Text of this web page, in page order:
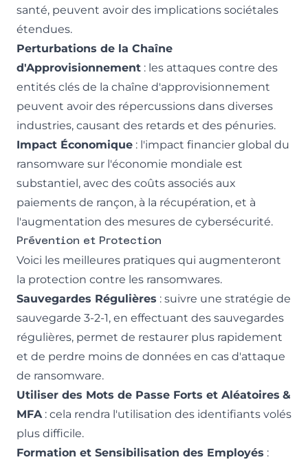
santé, peuvent avoir des implications sociétales
étendues.
Perturbations de la Chaîne
d'Approvisionnement : les attaques contre des
entités clés de la chaîne d'approvisionnement
peuvent avoir des répercussions dans diverses
industries, causant des retards et des pénuries.
Impact Économique : l'impact financier global du
ransomware sur l'économie mondiale est
substantiel, avec des coûts associés aux
paiements de rançon, à la récupération, et à
l'augmentation des mesures de cybersécurité.
Prévention et Protection
Voici les meilleures pratiques qui augmenteront
la protection contre les ransomwares.
Sauvegardes Régulières : suivre une stratégie de
sauvegarde 3-2-1, en effectuant des sauvegardes
régulières, permet de restaurer plus rapidement
et de perdre moins de données en cas d'attaque
de ransomware.
Utiliser des Mots de Passe Forts et Aléatoires &
MFA: cela rendra l'utilisation des identifiants volés
plus difficile.
Formation et Sensibilisation des Employés :